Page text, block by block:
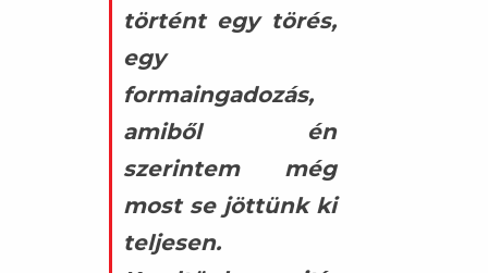
történt egy törés,
egy
formaingadozás,
amiből én
szerintem még
most se jöttünk ki
teljesen.